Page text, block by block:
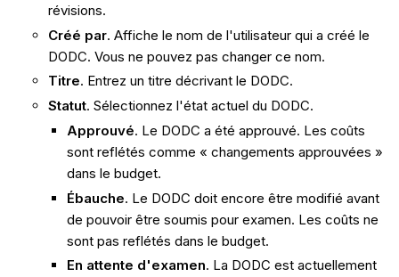
révisions.
Créé par. Affiche le nom de l'utilisateur qui a créé le
DODC. Vous ne pouvez pas changer ce nom.
Titre. Entrez un titre décrivant le DODC.
Statut. Sélectionnez l'état actuel du DODC.
Approuvé. Le DODC a été approuvé. Les coûts
sont reflétés comme « changements approuvées »
dans le budget.
Ébauche. Le DODC doit encore être modifié avant
de pouvoir être soumis pour examen. Les coûts ne
sont pas reflétés dans le budget.
En attente d'examen. La DODC est actuellement